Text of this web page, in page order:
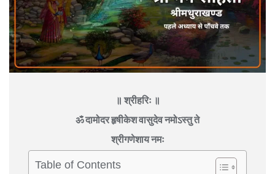
॥ श्रीहरिः ॥
ॐ दामोदर हृषीकेश वासुदेव नमोऽस्तु ते
श्रीगणेशाय नमः
Table of Contents